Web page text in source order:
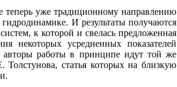
уже традиционному направлению
И результаты получаются
к которой и свелась предложенная
некоторых усредненных показателей
работы в принципе идут той же
статья которых на близкую